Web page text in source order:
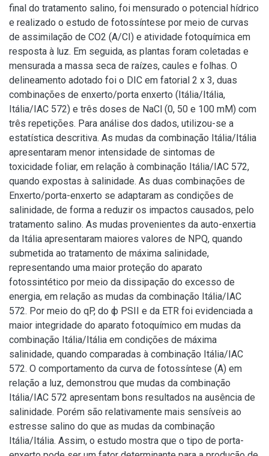
final do tratamento salino, foi mensurado o potencial hídrico
e realizado o estudo de fotossíntese por meio de curvas
de assimilação de CO2 (A/CI) e atividade fotoquímica em
resposta à luz. Em seguida, as plantas foram coletadas e
mensurada a massa seca de raízes, caules e folhas. O
delineamento adotado foi o DIC em fatorial 2 x 3, duas
combinações de enxerto/porta enxerto (Itália/Itália,
Itália/IAC 572) e três doses de NaCl (0, 50 e 100 mM) com
três repetições. Para análise dos dados, utilizou-se a
estatística descritiva. As mudas da combinação Itália/Itália
apresentaram menor intensidade de sintomas de
toxicidade foliar, em relação à combinação Itália/IAC 572,
quando expostas à salinidade. As duas combinações de
Enxerto/porta-enxerto se adaptaram as condições de
salinidade, de forma a reduzir os impactos causados, pelo
tratamento salino. As mudas provenientes da auto-enxertia
da Itália apresentaram maiores valores de NPQ, quando
submetida ao tratamento de máxima salinidade,
representando uma maior proteção do aparato
fotossintético por meio da dissipação do excesso de
energia, em relação as mudas da combinação Itália/IAC
572. Por meio do qP, do ф PSII e da ETR foi evidenciada a
maior integridade do aparato fotoquímico em mudas da
combinação Itália/Itália em condições de máxima
salinidade, quando comparadas à combinação Itália/IAC
572. O comportamento da curva de fotossíntese (A) em
relação a luz, demonstrou que mudas da combinação
Itália/IAC 572 apresentam bons resultados na ausência de
salinidade. Porém são relativamente mais sensíveis ao
estresse salino do que as mudas da combinação
Itália/Itália. Assim, o estudo mostra que o tipo de porta-